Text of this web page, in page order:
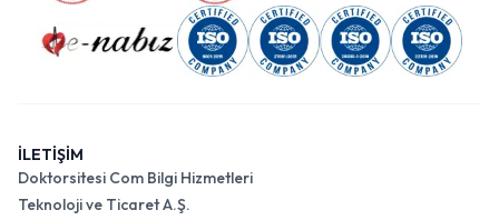
İLETİŞİM
Doktorsitesi Com Bilgi Hizmetleri
Teknoloji ve Ticaret A.Ş.